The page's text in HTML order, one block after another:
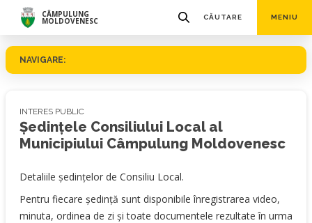
CÂMPULUNG
MOLDOVENESC CĂUTARE MENIU
NAVIGARE:
INTERES PUBLIC
Ședințele Consiliului Local al
Municipiului Câmpulung Moldovenesc
Detaliile ședințelor de Consiliu Local.
Pentru fiecare ședință sunt disponibile înregistrarea video,
minuta, ordinea de zi și toate documentele rezultate în urma